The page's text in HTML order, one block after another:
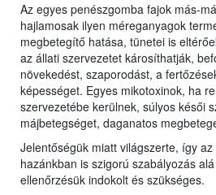
Az egyes penészgomba fajok más-
hajlamosak ilyen méreganyagok
megbetegítő hatása, tünetei is
az állati szervezetet károsíthatják,
növekedést, szaporodást, a
képességet. Egyes mikotoxinok, ha
szervezetébe kerülnek, súlyos késői
májbetegséget, daganatos
Jelentőségük miatt világszerte, így
hazánkban is szigorú szabályozás
ellenőrzésük indokolt és szükséges.